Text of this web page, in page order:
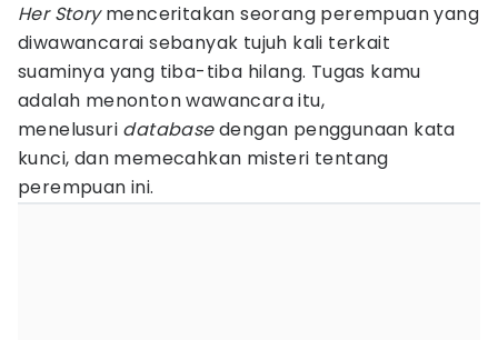
Her Storymenceritakan seorang perempuan yang
diwawancarai sebanyak tujuh kali terkait
suaminya yang tiba-tiba hilang. Tugas kamu
adalah menonton wawancara itu,
menelusuri databasedengan penggunaan kata
kunci, dan memecahkan misteri tentang
perempuan ini.